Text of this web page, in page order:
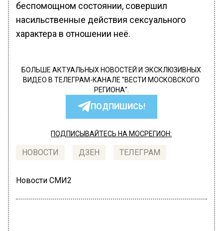
беспомощном состоянии, совершил
насильственные действия сексуального
характера в отношении неё.
БОЛЬШЕ АКТУАЛЬНЫХ НОВОСТЕЙ И ЭКСКЛЮЗИВНЫХ
ВИДЕО В ТЕЛЕГРАМ-КАНАЛЕ "ВЕСТИ МОСКОВСКОГО
РЕГИОНА".
ПОДПИШИСЬ!
ПОДПИСЫВАЙТЕСЬ НА МОСРЕГИОН:
НОВОСТИ ДЗЕН ТЕЛЕГРАМ
Новости СМИ2